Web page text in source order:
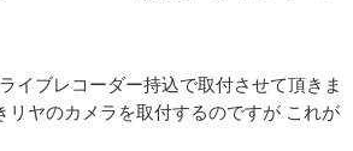
イブレコーダー持込で取付させて頂きま
リヤのカメラを取付するのですが これが